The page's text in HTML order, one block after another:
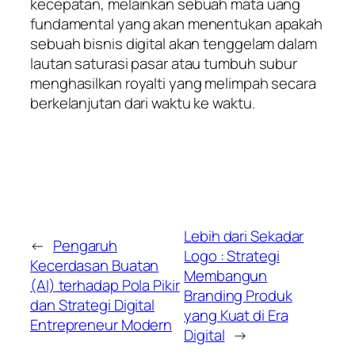
kecepatan, melainkan sebuah mata uang
fundamental yang akan menentukan apakah
sebuah bisnis digital akan tenggelam dalam
lautan saturasi pasar atau tumbuh subur
menghasilkan royalti yang melimpah secara
berkelanjutan dari waktu ke waktu.
← Pengaruh
Kecerdasan Buatan
(AI) terhadap Pola Pikir
dan Strategi Digital
Entrepreneur Modern
Lebih dari Sekadar
Logo : Strategi
Membangun
Branding Produk
yang Kuat di Era
Digital →